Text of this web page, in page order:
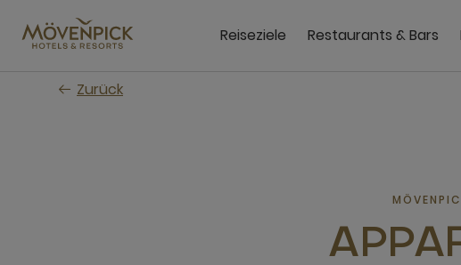
Hauptinhalt
wechseln
Reiseziele Restaurants & Bars
Zurück